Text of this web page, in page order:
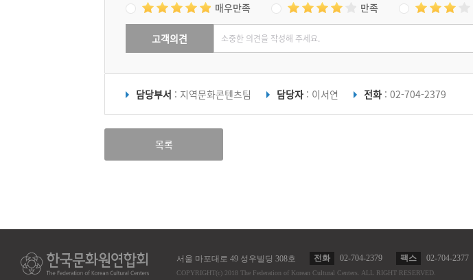
매우만족 만족
고객의견
담당부서 : 지역문화콘텐츠팀 담당자 : 이서연 전화 : 02-704-2379
목록
서울 마포대로 49 성우빌딩 308호 전화 02-704-2379 팩스 02-704-2377
COPYRIGHT(c) 2018 The Federation of Korean Cultural Centers. ALL RIGHT RESERVED.